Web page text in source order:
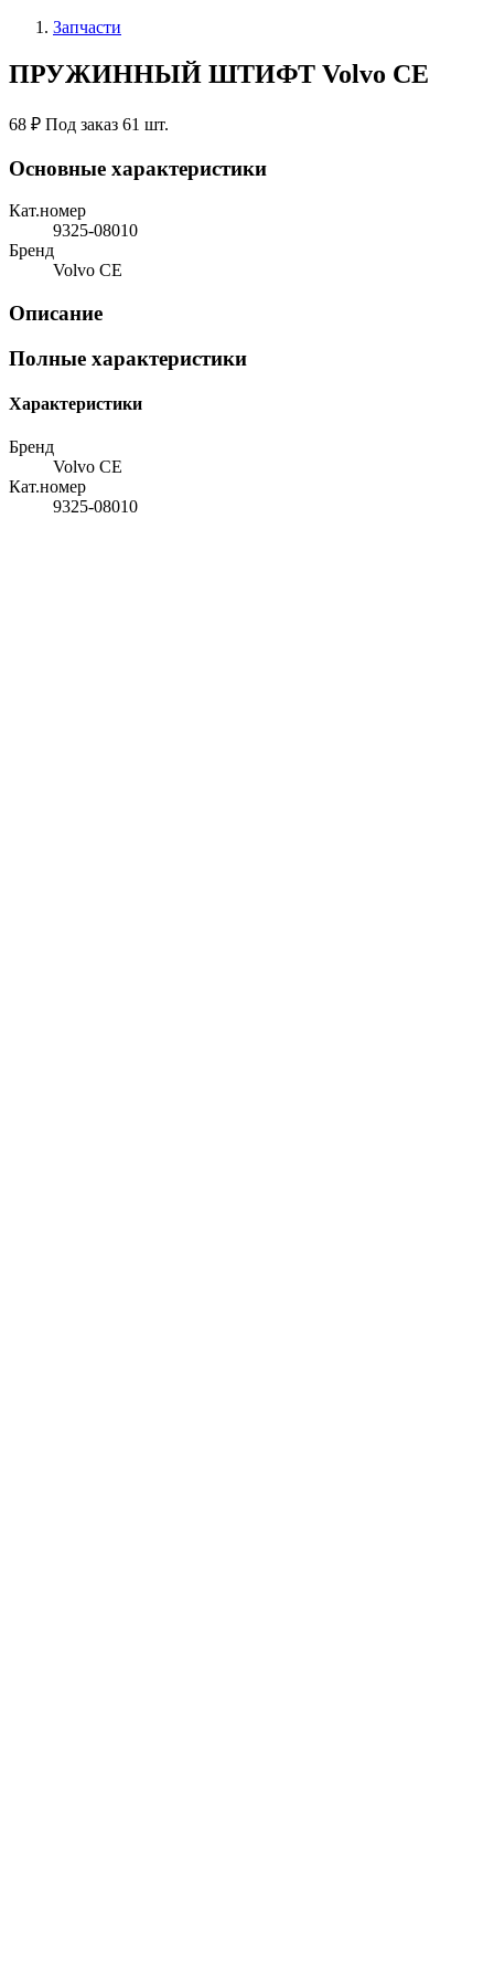
Запчасти
ПРУЖИННЫЙ ШТИФТ Volvo CE
68 ₽ Под заказ 61 шт.
Основные характеристики
Кат.номер
9325-08010
Бренд
Volvo CE
Описание
Полные характеристики
Характеристики
Бренд
Volvo CE
Кат.номер
9325-08010